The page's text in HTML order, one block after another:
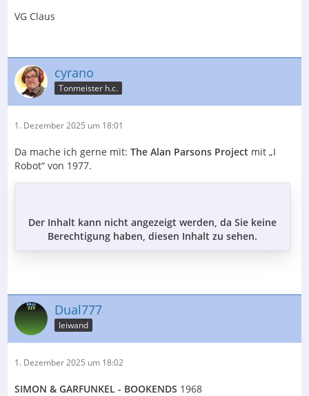
https://www.discogs.com/release/462170…nole-La-Valse-
Grüße
Dirk
VG Claus
cyrano
Tonmeister h.c.
1. Dezember 2025 um 18:01
Da mache ich gerne mit: The Alan Parsons Project mit „I
Robot“ von 1977.
Der Inhalt kann nicht angezeigt werden, da Sie keine
Berechtigung haben, diesen Inhalt zu sehen.
Dual777
leiwand
1. Dezember 2025 um 18:02
SIMON & GARFUNKEL - BOOKENDS 1968